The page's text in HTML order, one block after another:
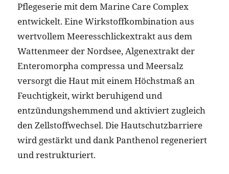
Pflegeserie mit dem Marine Care Complex
entwickelt. Eine Wirkstoffkombination aus
wertvollem Meeresschlickextrakt aus dem
Wattenmeer der Nordsee, Algenextrakt der
Enteromorpha compressa und Meersalz
versorgt die Haut mit einem Höchstmaß an
Feuchtigkeit, wirkt beruhigend und
entzündungshemmend und aktiviert zugleich
den Zellstoffwechsel. Die Hautschutzbarriere
wird gestärkt und dank Panthenol regeneriert
und restrukturiert.